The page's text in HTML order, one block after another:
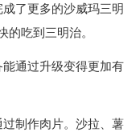
了更多的沙威玛三明
的吃到三明治。
通过升级变得更加有
制作肉片。沙拉、薯